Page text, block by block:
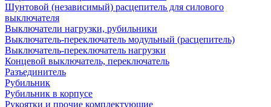
Шунтовой (независимый) расцепитель для силового
выключателя
Выключатели нагрузки, рубильники
Выключатель-переключатель модульный (расцепитель)
Выключатель-переключатель нагрузки
Концевой выключатель, переключатель
Разъединитель
Рубильник
Рубильник в корпусе
Рукоятки и прочие комплектующие